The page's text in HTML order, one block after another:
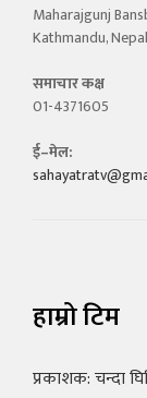
Maharajgunj
Kathmandu, Nepal
समाचार कक्ष
01-4371605
ई–मेल:
हाम्रो टिम
प्रकाशक: चन्दा